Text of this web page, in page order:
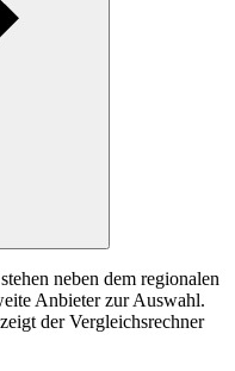
neben dem regionalen
Anbieter zur Auswahl.
der Vergleichsrechner